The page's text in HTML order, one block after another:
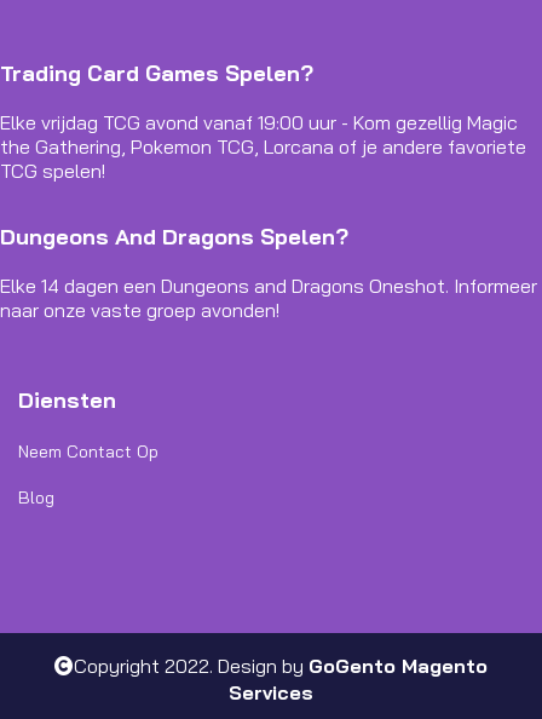
Trading Card Games Spelen?
Elke vrijdag TCG avond vanaf 19:00 uur - Kom gezellig Magic
the Gathering, Pokemon TCG, Lorcana of je andere favoriete
TCG spelen!
Dungeons And Dragons Spelen?
Elke 14 dagen een Dungeons and Dragons Oneshot. Informeer
naar onze vaste groep avonden!
Diensten
Neem Contact Op
Blog
Copyright 2022. Design by GoGento Magento
Services